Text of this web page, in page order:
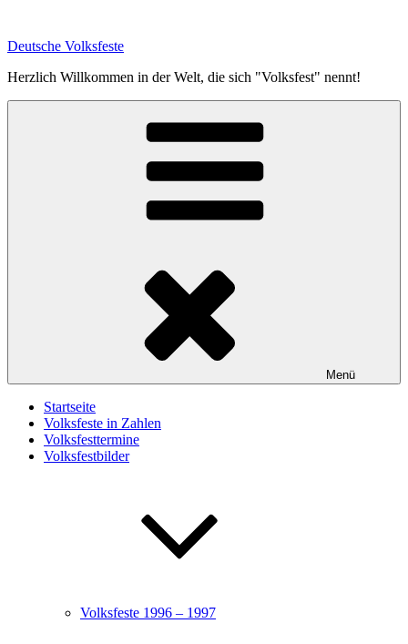
springen
Deutsche Volksfeste
Herzlich Willkommen in der Welt, die sich "Volksfest" nennt!
Menü
Startseite
Volksfeste in Zahlen
Volksfesttermine
Volksfestbilder
Volksfeste 1996 – 1997